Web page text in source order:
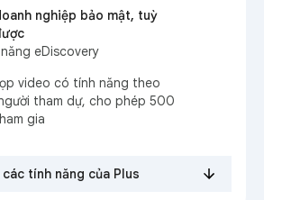
nghiệp bảo mật, tuỳ
eDiscovery
video có tính năng theo
tham dự, cho phép 500
gia
tính năng của Plus